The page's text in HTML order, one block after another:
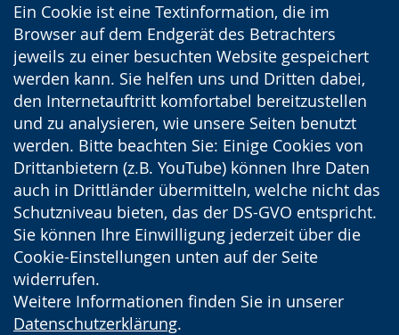
Ein Cookie ist eine Textinformation, die im
Browser auf dem Endgerät des Betrachters
jeweils zu einer besuchten Website gespeichert
werden kann. Sie helfen uns und Dritten dabei,
den Internetauftritt komfortabel bereitzustellen
und zu analysieren, wie unsere Seiten benutzt
werden. Bitte beachten Sie: Einige Cookies von
Drittanbietern (z.B. YouTube) können Ihre Daten
auch in Drittländer übermitteln, welche nicht das
Schutzniveau bieten, das der DS-GVO entspricht.
Sie können Ihre Einwilligung jederzeit über die
Cookie-Einstellungen unten auf der Seite
widerrufen.
Weitere Informationen finden Sie in unserer
Datenschutzerklärung.